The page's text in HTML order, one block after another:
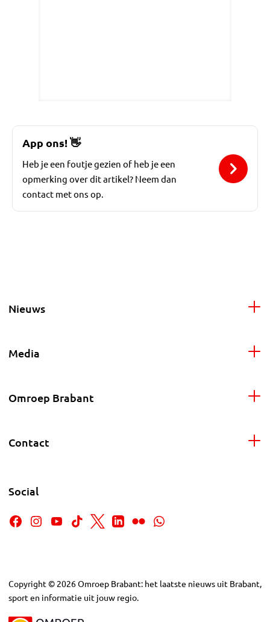
App ons!👋
Heb je een foutje gezien of heb je een
opmerking over dit artikel? Neem dan
contact met ons op.
Nieuws
Media
Omroep Brabant
Contact
Social
Copyright © 2026Omroep Brabant: het laatste nieuws uit Brabant,
sport en informatie uit jouw regio.